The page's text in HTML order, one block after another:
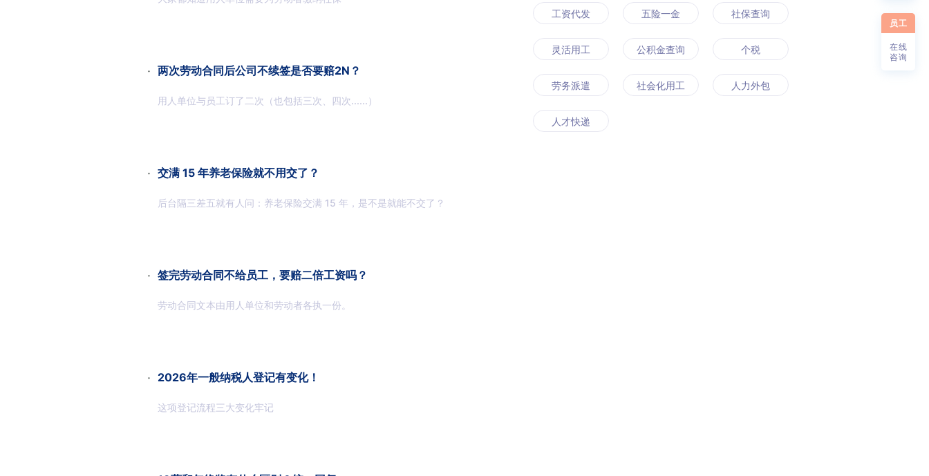
· 两次劳动合同后公司不续签是否要赔2N？
用人单位与员工订了二次（也包括三次、四次......）
· 交满 15 年养老保险就不用交了？
后台隔三差五就有人问：养老保险交满 15 年，是不是就能不交了？
· 签完劳动合同不给员工，要赔二倍工资吗？
劳动合同文本由用人单位和劳动者各执一份。
· 2026年一般纳税人登记有变化！
这项登记流程三大变化牢记
工资代发 五险一金 社保查询
灵活用工 公积金查询 个税
劳务派遣 社会化用工 人力外包
人才快递
员工
在线
咨询